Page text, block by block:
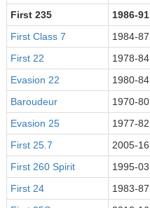
First 235
1986-91
First Class 7
1984-87
First 22
1978-84
Evasion 22
1980-84
Baroudeur
1970-80
Evasion 25
1977-82
First 25.7
2005-16
First 260 Spirit
1995-03
First 24
1983-87